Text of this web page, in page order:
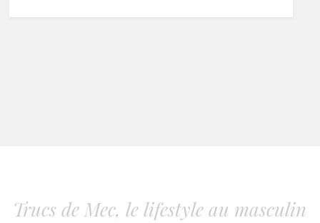
Trucs de Mec, le lifestyle au masculin